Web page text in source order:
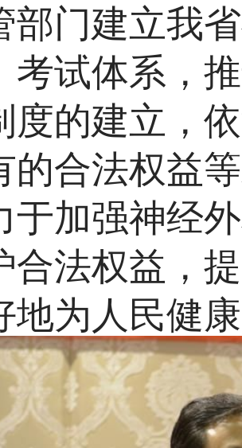
部门建立我
考试体系，
度的建立，
的合法权益
于加强神经
合法权益，
地为人民健